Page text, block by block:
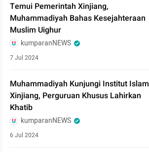
Temui Pemerintah Xinjiang,
Muhammadiyah Bahas Kesejahteraan
Muslim Uighur
kumparanNEWS
7 Jul 2024
Muhammadiyah Kunjungi Institut Islam
Xinjiang, Perguruan Khusus Lahirkan
Khatib
kumparanNEWS
6 Jul 2024